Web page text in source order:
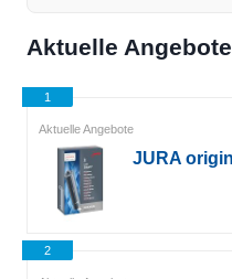
Aktuelle Angebote
1
Aktuelle Angebote
2